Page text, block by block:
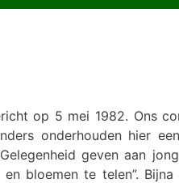
op 5 mei 1982. Ons
onderhouden hier
geven aan
bloemen te telen”.